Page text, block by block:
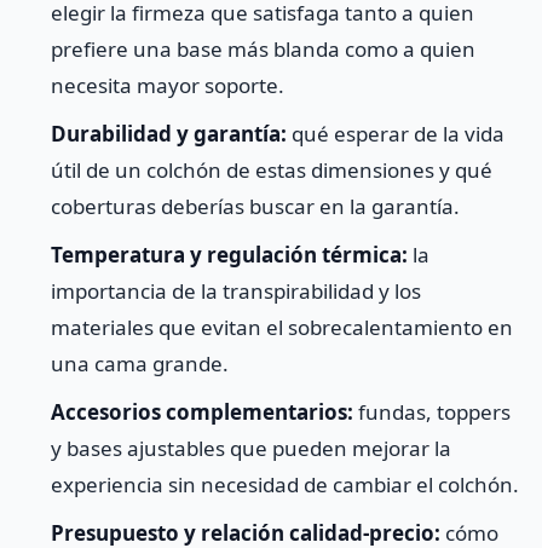
elegir la firmeza que satisfaga tanto a quien
prefiere una base más blanda como a quien
necesita mayor soporte.
Durabilidad y garantía: qué esperar de la vida
útil de un colchón de estas dimensiones y qué
coberturas deberías buscar en la garantía.
Temperatura y regulación térmica: la
importancia de la transpirabilidad y los
materiales que evitan el sobrecalentamiento en
una cama grande.
Accesorios complementarios: fundas, toppers
y bases ajustables que pueden mejorar la
experiencia sin necesidad de cambiar el colchón.
Presupuesto y relación calidad‑precio: cómo